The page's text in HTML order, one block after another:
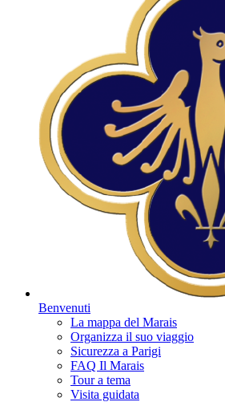
Benvenuti
La mappa del Marais
Organizza il suo viaggio
Sicurezza a Parigi
FAQ Il Marais
Tour a tema
Visita guidata